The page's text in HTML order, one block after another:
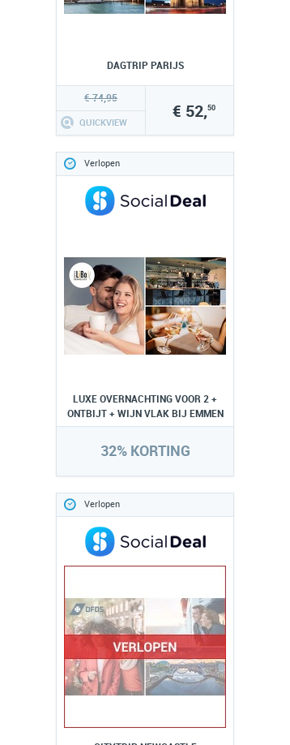
DAGTRIP PARIJS
€ 74,95
QUICKVIEW
€ 52,50
Verlopen
LUXE OVERNACHTING VOOR 2 +
ONTBIJT + WIJN VLAK BIJ EMMEN
32% KORTING
Verlopen